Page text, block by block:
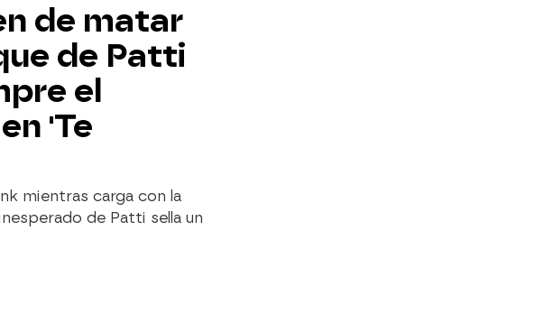
de matar
de Patti
el
'Te
mientras carga con la
de Patti sella un